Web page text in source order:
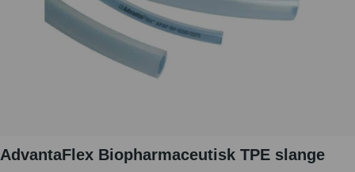
AdvantaFlex Biopharmaceutisk TPE slange